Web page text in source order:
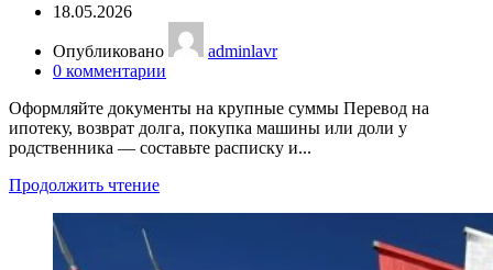
18.05.2026
Опубликовано
adminlavr
0 комментарии
Оформляйте документы на крупные суммы Перевод на
ипотеку, возврат долга, покупка машины или доли у
родственника — составьте расписку и...
Продолжить чтение